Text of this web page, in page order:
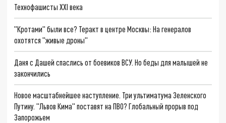
Технофашисты XXI века
"Кротами" были все? Теракт в центре Москвы: На генералов
охотятся "живые дроны"
Даня с Дашей спаслись от боевиков ВСУ. Но беды для малышей не
закончились
Новое масштабнейшее наступление. Три ультиматума Зеленского
Путину. "Львов Кима" поставят на ПВО? Глобальный прорыв под
Запорожьем